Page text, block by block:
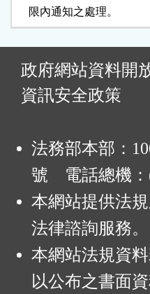
    限內通知之處理。
政府網站資料開
資訊安全政策
法務部本部：
號 電話總機：
本網站提供法
法律諮詢服務。
本網站法規資
以公布之書面資